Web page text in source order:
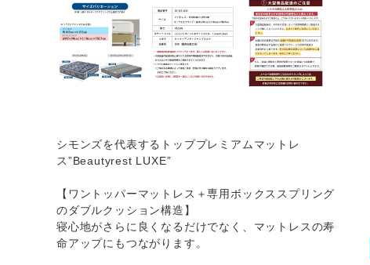
シモンズを代表するトッププレミアムマットレ
ス”Beautyrest LUXE”
【ワントッパーマットレス＋専用ボックススプリング
のダブルクッション構造】
寝心地がさらに良くなるだけでなく、マットレスの寿
命アップにもつながります。